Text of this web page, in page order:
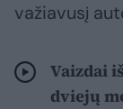
važiavusį
Vaizdai
dviejų